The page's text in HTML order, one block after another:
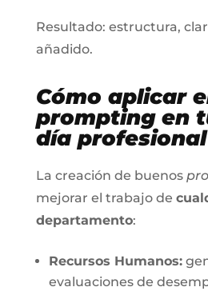
Resultado: estructura,
añadido.
Cómo aplicar
promptingen
día profesional
La creación de buenos
mejorar el trabajo de
departamento:
Recursos Humanos:
evaluaciones de